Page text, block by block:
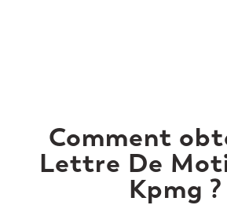
Comment
Lettre De
Kpmg ?